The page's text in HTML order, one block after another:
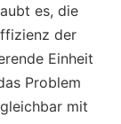
es, die
der
Einheit
Problem
mit